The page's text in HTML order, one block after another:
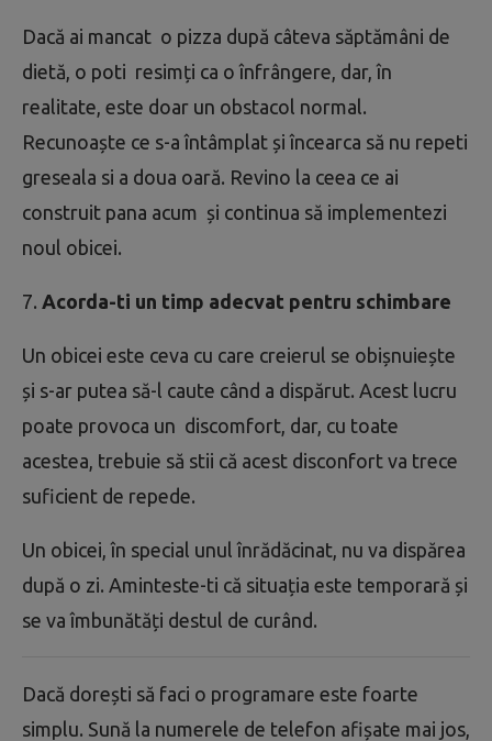
Dacă ai mancat o pizza după câteva săptămâni de
dietă, o poti resimți ca o înfrângere, dar, în
realitate, este doar un obstacol normal.
Recunoaște ce s-a întâmplat și încearca să nu repeti
greseala si a doua oară. Revino la ceea ce ai
construit pana acum și continua să implementezi
noul obicei.
7. Acorda-ti un timp adecvat pentru schimbare
Un obicei este ceva cu care creierul se obișnuiește
și s-ar putea să-l caute când a dispărut. Acest lucru
poate provoca un discomfort, dar, cu toate
acestea, trebuie să stii că acest disconfort va trece
suficient de repede.
Un obicei, în special unul înrădăcinat, nu va dispărea
după o zi. Aminteste-ti că situația este temporară și
se va îmbunătăți destul de curând.
Dacă dorești să faci o programare este foarte
simplu. Sună la numerele de telefon afișate mai jos,